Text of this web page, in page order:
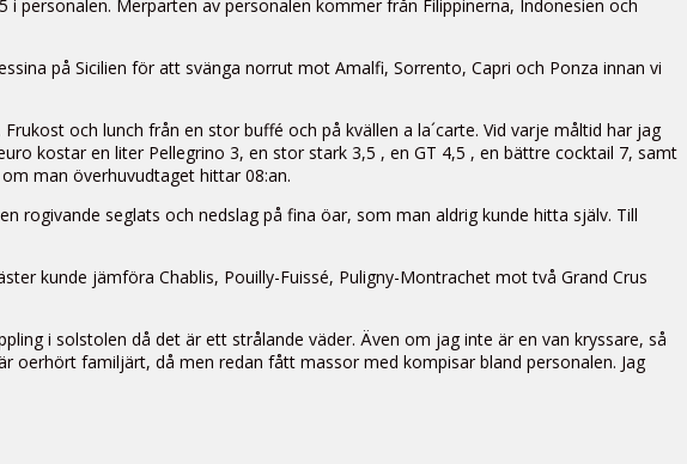
personalen. Merparten av personalen kommer från Filippinerna, Indonesien och
på Sicilien för att svänga norrut mot Amalfi, Sorrento, Capri och Ponza innan vi
och lunch från en stor buffé och på kvällen a la´carte. Vid varje måltid har jag
kostar en liter Pellegrino 3, en stor stark 3,5 , en GT 4,5 , en bättre cocktail 7, samt
man överhuvudtaget hittar 08:an.
rogivande seglats och nedslag på fina öar, som man aldrig kunde hitta själv. Till
kunde jämföra Chablis, Pouilly-Fuissé, Puligny-Montrachet mot två Grand Crus
i solstolen då det är ett strålande väder. Även om jag inte är en van kryssare, så
oerhört familjärt, då men redan fått massor med kompisar bland personalen. Jag